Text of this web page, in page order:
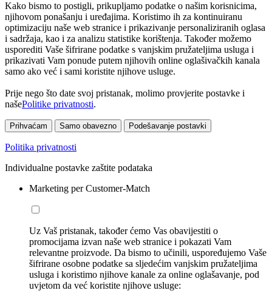
Kako bismo to postigli, prikupljamo podatke o našim korisnicima,
njihovom ponašanju i uređajima. Koristimo ih za kontinuiranu
optimizaciju naše web stranice i prikazivanje personaliziranih oglasa
i sadržaja, kao i za analizu statistike korištenja. Također možemo
usporediti Vaše šifrirane podatke s vanjskim pružateljima usluga i
prikazivati Vam ponude putem njihovih online oglašivačkih kanala
samo ako već i sami koristite njihove usluge.
Prije nego što date svoj pristanak, molimo provjerite postavke i
našePolitike privatnosti.
Prihvaćam Samo obavezno Podešavanje postavki
Politika privatnosti
Individualne postavke zaštite podataka
Marketing per Customer-Match
Uz Vaš pristanak, također ćemo Vas obavijestiti o
promocijama izvan naše web stranice i pokazati Vam
relevantne proizvode. Da bismo to učinili, uspoređujemo Vaše
šifrirane osobne podatke sa sljedećim vanjskim pružateljima
usluga i koristimo njihove kanale za online oglašavanje, pod
uvjetom da već koristite njihove usluge: